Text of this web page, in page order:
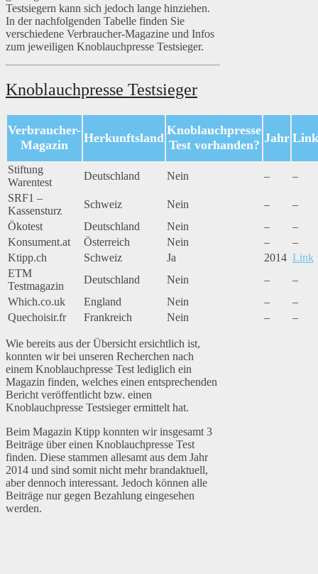
Testsiegern kann sich jedoch lange hinziehen.
In der nachfolgenden Tabelle finden Sie
verschiedene Verbraucher-Magazine und Infos
zum jeweiligen Knoblauchpresse Testsieger.
Knoblauchpresse Testsieger
Verbraucher-
Magazin
Herkunftsland
Knoblauchpresse
Test vorhanden? Jahr Link
Stiftung
Warentest
Deutschland Nein –
–
SRF1 –
Kassensturz
Schweiz Nein –
–
Ökotest
Deutschland Nein –
–
Konsument.at
Österreich Nein –
–
Ktipp.ch
Schweiz Ja 2014 Link
ETM
Testmagazin
Deutschland Nein –
–
Which.co.uk
England Nein –
–
Quechoisir.fr
Frankreich Nein – –
Wie bereits aus der Übersicht ersichtlich ist,
konnten wir bei unseren Recherchen nach
einem Knoblauchpresse Test lediglich ein
Magazin finden, welches einen entsprechenden
Bericht veröffentlicht bzw. einen
Knoblauchpresse Testsieger ermittelt hat.
Beim Magazin Ktipp konnten wir insgesamt 3
Beiträge über einen Knoblauchpresse Test
finden. Diese stammen allesamt aus dem Jahr
2014 und sind somit nicht mehr brandaktuell,
aber dennoch interessant. Jedoch können alle
Beiträge nur gegen Bezahlung eingesehen
werden.